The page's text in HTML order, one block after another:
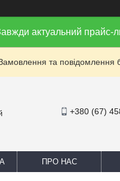
актуальний прайс-
та повідомлення
+380 (67)
ПРО НАС